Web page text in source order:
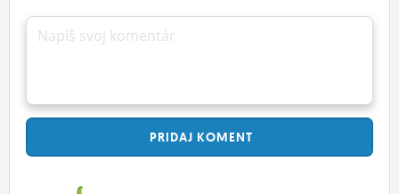
Napíš svoj komentár
PRIDAJ KOMENT